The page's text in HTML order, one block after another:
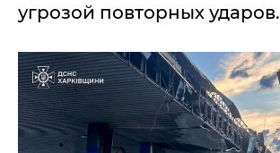
угрозой повторных ударов.